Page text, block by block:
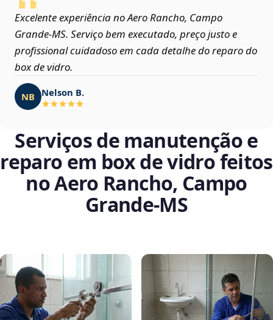
Excelente experiência no Aero Rancho, Campo
Grande‑MS. Serviço bem executado, preço justo e
profissional cuidadoso em cada detalhe do reparo do
box de vidro.
NB Nelson B.
Serviços de manutenção e
reparo em box de vidro feitos
no Aero Rancho, Campo
Grande‑MS